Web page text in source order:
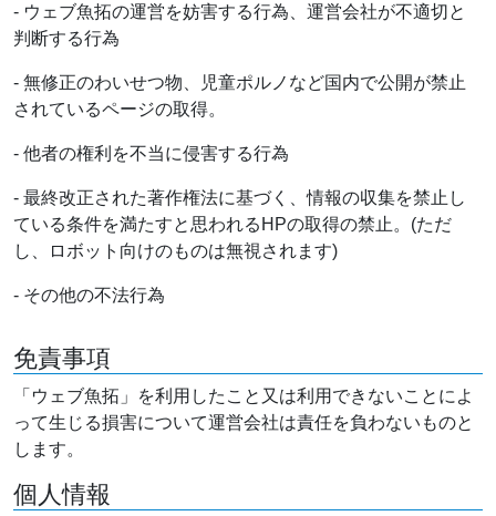
- ウェブ魚拓の運営を妨害する行為、運営会社が不適切と
判断する行為
- 無修正のわいせつ物、児童ポルノなど国内で公開が禁止
されているページの取得。
- 他者の権利を不当に侵害する行為
- 最終改正された著作権法に基づく、情報の収集を禁止し
ている条件を満たすと思われるHPの取得の禁止。(ただ
し、ロボット向けのものは無視されます)
- その他の不法行為
免責事項
「ウェブ魚拓」を利用したこと又は利用できないことによ
って生じる損害について運営会社は責任を負わないものと
します。
個人情報